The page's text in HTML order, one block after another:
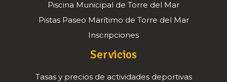
Piscina Municipal de Torre del Mar
Pistas Paseo Marítimo de Torre del Mar
Inscripciones
Servicios
Tasas y precios de actividades deportivas